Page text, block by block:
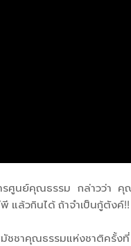
นย์คุณธรรม กล่าวว่า คุณ
ล้วกินได้ ถ้าจำเป็นกู้ตังค์!!
มัชชาคุณธรรมแห่งชาติครั้